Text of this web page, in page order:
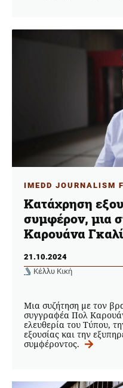
IMEDD JOURNALISM
Κατάχρηση
συμφέρον, μια
Καρουάνα
21.10.2024
Κέλλυ Κική
Μια συζήτηση με τον
συγγραφέα Πολ
ελευθερία του Τύπου,
εξουσίας και την
συμφέροντος.